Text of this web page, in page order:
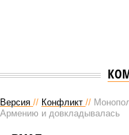
Версия // Конфликт //
Армению и довкладывалась